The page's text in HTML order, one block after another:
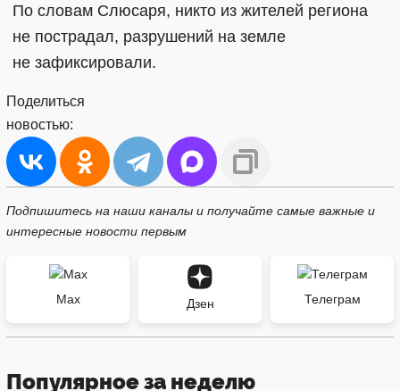
По словам Слюсаря, никто из жителей региона
не пострадал, разрушений на земле
не зафиксировали.
Поделиться
новостью:
Подпишитесь на наши каналы и получайте самые важные и
интересные новости первым
Max Дзен Телеграм
Популярное за неделю